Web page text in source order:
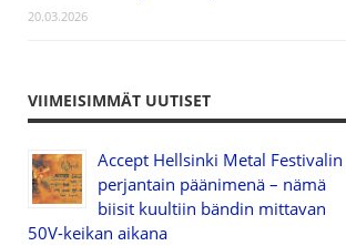
20.03.2026
VIIMEISIMMÄT UUTISET
Accept Hellsinki Metal Festivalin
perjantain päänimenä – nämä
biisit kuultiin bändin mittavan
50V-keikan aikana